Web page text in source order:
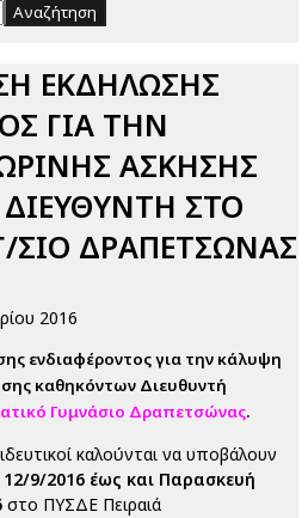
Αναζήτηση
ΕΚΔΗΛΩΣΗΣ
ΓΙΑ ΤΗΝ
ΑΣΚΗΣΗΣ
ΣΤΟ
ΣΙΟ ΔΡΑΠΕΤΣΩΝΑΣ
2016
ενδιαφέροντος για την κάλυψη
καθηκόντων Διευθυντή
Γυμνάσιο Δραπετσώνας.
καλούνται να υποβάλουν
9/2016 έως και Παρασκευή
στο ΠΥΣΔΕ Πειραιά